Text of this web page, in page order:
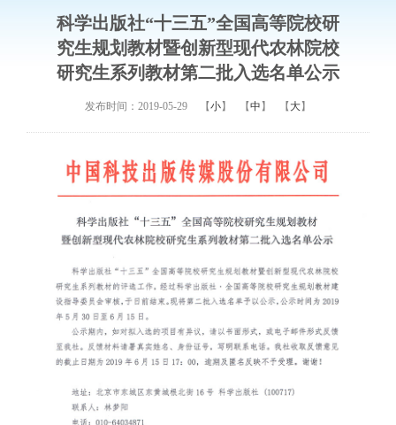
科学出版社“十三五”全国高等院校研
究生规划教材暨创新型现代农林院校
研究生系列教材第二批入选名单公示
发布时间：2019-05-29 【小】 【中】 【大】